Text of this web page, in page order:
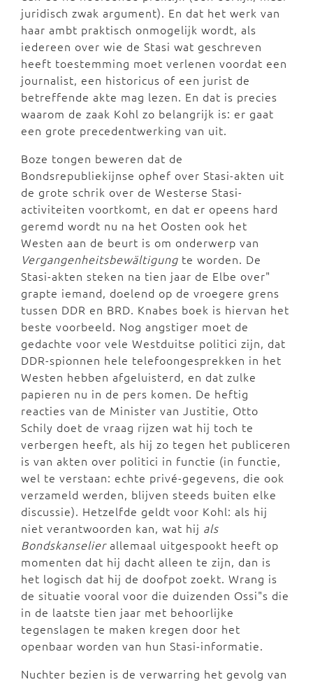
juridisch zwak argument). En dat het werk van
haar ambt praktisch onmogelijk wordt, als
iedereen over wie de Stasi wat geschreven
heeft toestemming moet verlenen voordat een
journalist, een historicus of een jurist de
betreffende akte mag lezen. En dat is precies
waarom de zaak Kohl zo belangrijk is: er gaat
een grote precedentwerking van uit.
Boze tongen beweren dat de
Bondsrepubliekijnse ophef over Stasi-akten uit
de grote schrik over de Westerse Stasi-
activiteiten voortkomt, en dat er opeens hard
geremd wordt nu na het Oosten ook het
Westen aan de beurt is om onderwerp van
Vergangenheitsbewältigung te worden. De
Stasi-akten steken na tien jaar de Elbe over"
grapte iemand, doelend op de vroegere grens
tussen DDR en BRD. Knabes boek is hiervan het
beste voorbeeld. Nog angstiger moet de
gedachte voor vele Westduitse politici zijn, dat
DDR-spionnen hele telefoongesprekken in het
Westen hebben afgeluisterd, en dat zulke
papieren nu in de pers komen. De heftig
reacties van de Minister van Justitie, Otto
Schily doet de vraag rijzen wat hij toch te
verbergen heeft, als hij zo tegen het publiceren
is van akten over politici in functie (in functie,
wel te verstaan: echte privé-gegevens, die ook
verzameld werden, blijven steeds buiten elke
discussie). Hetzelfde geldt voor Kohl: als hij
niet verantwoorden kan, wat hij als
Bondskanselierallemaal uitgespookt heeft op
momenten dat hij dacht alleen te zijn, dan is
het logisch dat hij de doofpot zoekt. Wrang is
de situatie vooral voor die duizenden Ossi"s die
in de laatste tien jaar met behoorlijke
tegenslagen te maken kregen door het
openbaar worden van hun Stasi-informatie.
Nuchter bezien is de verwarring het gevolg van